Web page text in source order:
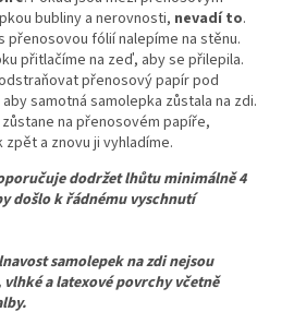
bubliny a nerovnosti, nevadí to.
přenosovou fólií nalepíme na stěnu.
přitlačíme na zeď, aby se přilepila.
přenosový papír pod
samotná samolepka zůstala na zdi.
na přenosovém papíře,
a znovu ji vyhladíme.
dodržet lhůtu minimálně 4
došlo k řádnému vyschnutí
samolepek na zdi nejsou
a latexové povrchy včetně